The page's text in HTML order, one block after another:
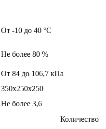
От -10 до 40 °С
Не более 80 %
От 84 до 106,7 кПа
350х250х250
Не более 3,6
Количество